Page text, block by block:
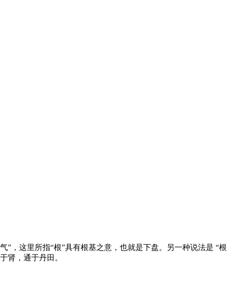
，这里所指“根”具有根基之意，也就是下盘。另一种说法是 “根
肾，通于丹田。